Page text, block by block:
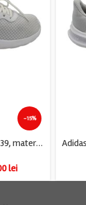
-15%
Adidasi dama Nike, 39, material textil, alb
lei